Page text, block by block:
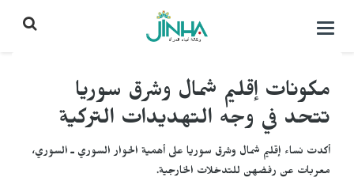
التحكم
مكونات إقليم شمال وشرق سوريا
تتحد في وجه التهديدات التركية
أكدت نساء إقليم شمال وشرق سوريا على أهمية الحوار السوري ـ السوري،
معربات عن رفضهن للتدخلات الخارجية.